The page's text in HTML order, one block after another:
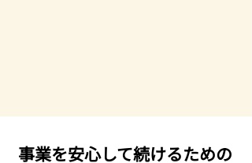
事業を安心して続けるための​